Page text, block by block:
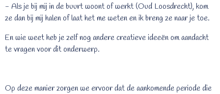
- Als je bij mij in de buurt woont of werkt (Oud Loosdrecht), kom
ze dan bij mij halen of laat het me weten en ik breng ze naar je toe.
En wie weet heb je zelf nog andere creatieve ideeën om aandacht
te vragen voor dit onderwerp.
Op deze manier zorgen we ervoor dat de aankomende periode die